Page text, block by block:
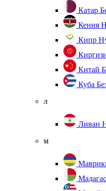
Катар
Кения
Кипр
Китай
Куба
л
Ливан
м